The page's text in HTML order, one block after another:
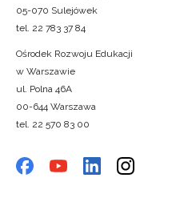
05-070 Sulejówek
tel. 22 783 37 84
Ośrodek Rozwoju Edukacji
w Warszawie
ul. Polna 46A
00-644 Warszawa
tel. 22 570 83 00